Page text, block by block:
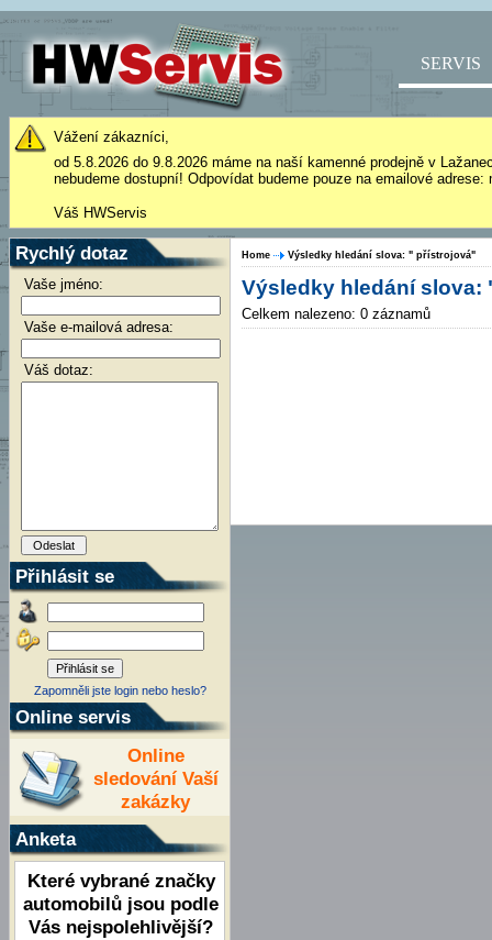
SERVIS
Vážení zákazníci,
od 5.8.2026 do 9.8.2026 máme na naší kamenné prodejně v
nebudeme dostupní! Odpovídat budeme pouze na emailové
Váš HWServis
Rychlý dotaz
Vaše jméno:
Vaše e-mailová adresa:
Váš dotaz:
Přihlásit se
Zapomněli jste login nebo heslo?
Online servis
Online
sledování Vaší
zakázky
Anketa
Které vybrané značky
automobilů jsou podle
Vás nejspolehlivější?
Home Výsledky hledání slova: " přístrojová"
Výsledky hledání slova:
Celkem nalezeno: 0 záznamů